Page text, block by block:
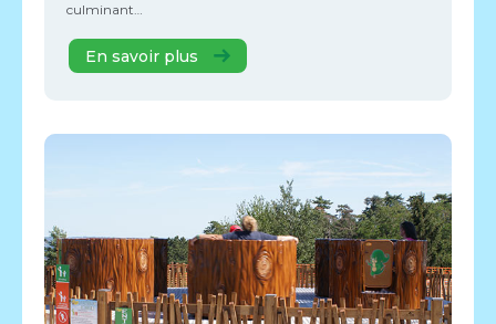
culminant…
En savoir plus